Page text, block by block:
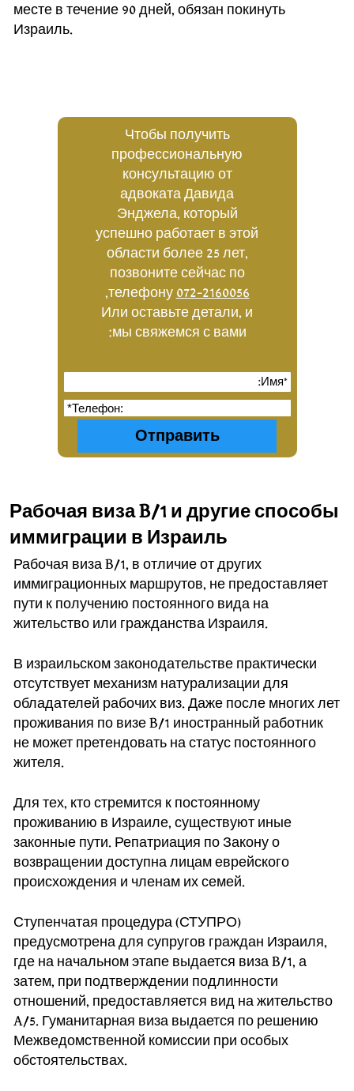
месте в течение 90 дней, обязан покинуть
Израиль.
Чтобы получить
профессиональную
консультацию от
адвоката Давида
Энджела, который
успешно работает в этой
области более 25 лет,
позвоните сейчас по
телефону 072-2160056
,
Или оставьте детали, и
мы свяжемся с вами:
Рабочая виза B/1 и другие способы
иммиграции в Израиль
Рабочая виза B/1, в отличие от других
иммиграционных маршрутов, не предоставляет
пути к получению постоянного вида на
жительство или гражданства Израиля.
В израильском законодательстве практически
отсутствует механизм натурализации для
обладателей рабочих виз. Даже после многих лет
проживания по визе B/1 иностранный работник
не может претендовать на статус постоянного
жителя.
Для тех, кто стремится к постоянному
проживанию в Израиле, существуют иные
законные пути. Репатриация по Закону о
возвращении доступна лицам еврейского
происхождения и членам их семей.
Ступенчатая процедура (СТУПРО)
предусмотрена для супругов граждан Израиля,
где на начальном этапе выдается виза B/1, а
затем, при подтверждении подлинности
отношений, предоставляется вид на жительство
A/5. Гуманитарная виза выдается по решению
Межведомственной комиссии при особых
обстоятельствах.